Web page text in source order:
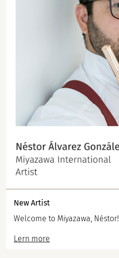
New Artist
Welcome to Miyazawa, Néstor!
Lern more